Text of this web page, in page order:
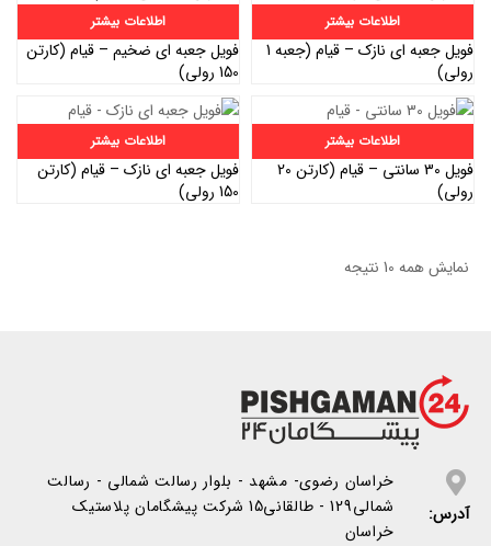
اطلاعات بیشتر
فویل جعبه ای نازک – قیام (جعبه 1
رولی)
اطلاعات بیشتر
فویل جعبه ای ضخیم – قیام (کارتن
150 رولی)
اطلاعات بیشتر
فویل 30 سانتی – قیام (کارتن 20
رولی)
اطلاعات بیشتر
فویل جعبه ای نازک – قیام (کارتن
150 رولی)
نمایش همه 10 نتیجه
آدرس:
خراسان رضوی- مشهد - بلوار رسالت شمالی - رسالت
شمالی129 - طالقانی15 شرکت پیشگامان پلاستیک
خراسان